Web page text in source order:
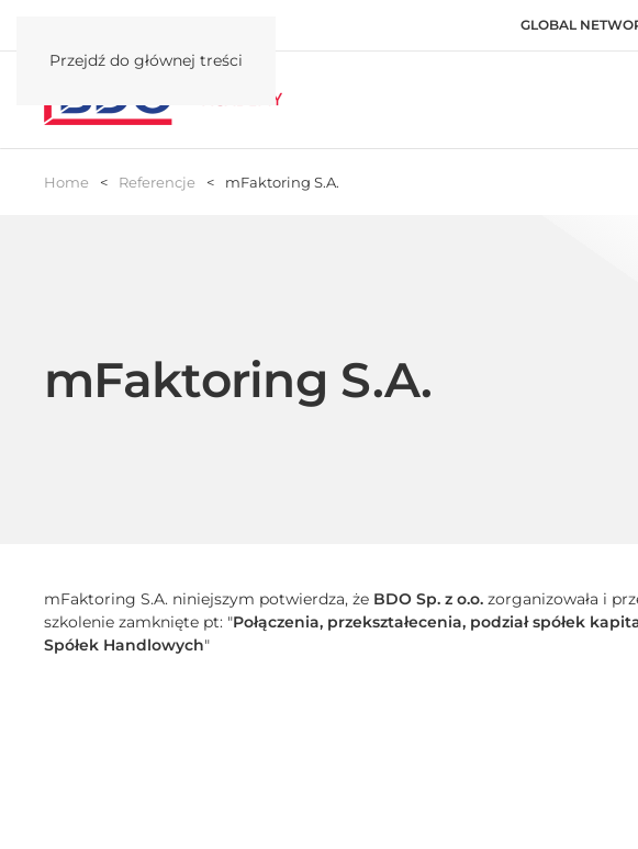
Przejdź do głównej treści
GLOBAL
Home Referencje mFaktoring S.A.
mFaktoring S.A.
mFaktoring S.A. niniejszym potwierdza, że BDO Sp. z o.o. zorganizowała i
szkolenie zamknięte pt: "Połączenia, przekształecenia, podział spółek
Spółek Handlowych"